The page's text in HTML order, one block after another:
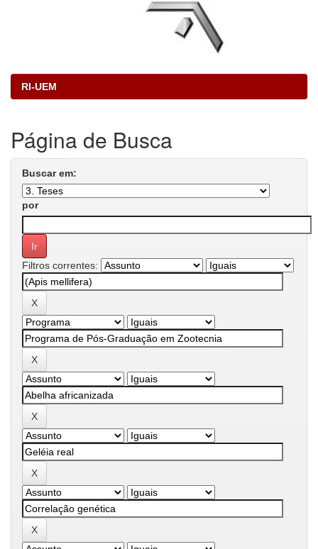
RI-UEM
Página de Busca
Buscar em:
por
Filtros correntes: